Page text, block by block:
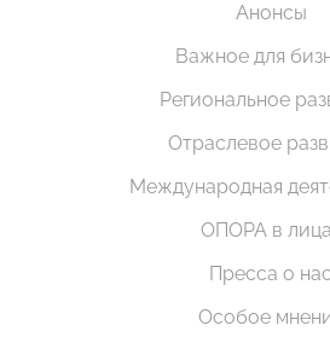
Анонсы
Важное для
Региональное
Отраслевое
Международная
ОПОРА в
Пресса о нас
Особое